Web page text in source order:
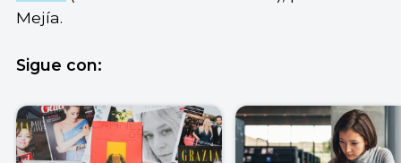
Mejía.
Sigue con: